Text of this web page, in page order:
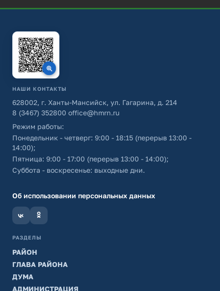
НАШИ КОНТАКТЫ
628002, г. Ханты-Мансийск, ул. Гагарина, д. 214
8 (3467) 352800 office@hmrn.ru
Режим работы:
Понедельник - четверг: 9:00 - 18:15 (перерыв 13:00 -
14:00);
Пятница: 9:00 - 17:00 (перерыв 13:00 - 14:00);
Суббота - воскресенье: выходные дни.
Об использовании персональных данных
РАЗДЕЛЫ
РАЙОН
ГЛАВА РАЙОНА
ДУМА
АДМИНИСТРАЦИЯ